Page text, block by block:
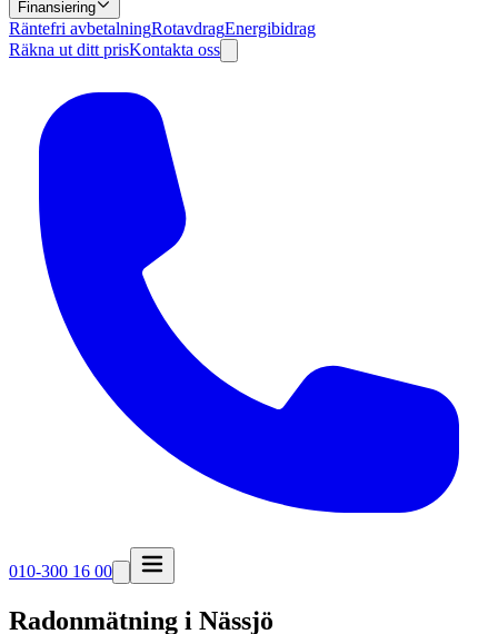
Finansiering
Räntefri avbetalningRotavdragEnergibidrag
Räkna ut ditt prisKontakta oss
010-300 16 00
Radonmätning i Nässjö